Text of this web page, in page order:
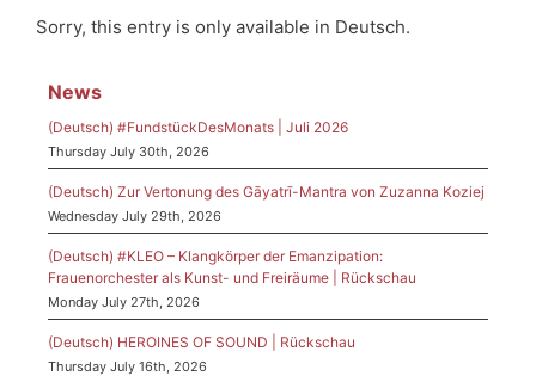
Sorry, this entry is only available in Deutsch.
News
(Deutsch) #FundstückDesMonats | Juli 2026
Thursday July 30th, 2026
(Deutsch) Zur Vertonung des Gāyatrī-Mantra von Zuzanna Koziej
Wednesday July 29th, 2026
(Deutsch) #KLEO – Klangkörper der Emanzipation:
Frauenorchester als Kunst- und Freiräume | Rückschau
Monday July 27th, 2026
(Deutsch) HEROINES OF SOUND | Rückschau
Thursday July 16th, 2026